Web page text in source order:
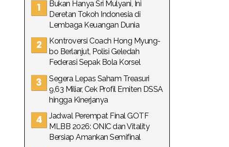
Bukan Hanya Sri Mulyani, Ini
Deretan Tokoh Indonesia di
Lembaga Keuangan Dunia
Kontroversi Coach Hong Myung-
bo Berlanjut, Polisi Geledah
Federasi Sepak Bola Korsel
Segera Lepas Saham Treasuri
9,63 Miliar, Cek Profil Emiten DSSA
hingga Kinerjanya
Jadwal Perempat Final GOTF
MLBB 2026: ONIC dan Vitality
Bersiap Amankan Semifinal